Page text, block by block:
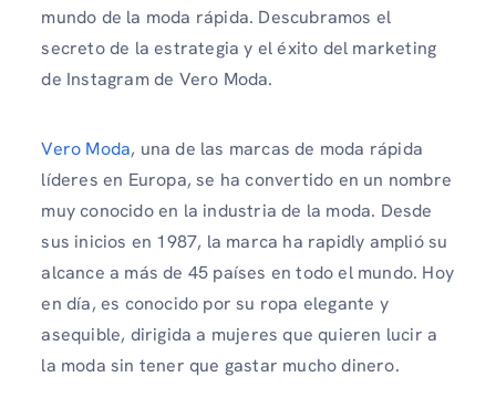
mundo de la moda rápida. Descubramos el
secreto de la estrategia y el éxito del marketing
de Instagram de Vero Moda.
Vero Moda, una de las marcas de moda rápida
líderes en Europa, se ha convertido en un nombre
muy conocido en la industria de la moda. Desde
sus inicios en 1987, la marca ha rapidly amplió su
alcance a más de 45 países en todo el mundo. Hoy
en día, es conocido por su ropa elegante y
asequible, dirigida a mujeres que quieren lucir a
la moda sin tener que gastar mucho dinero.